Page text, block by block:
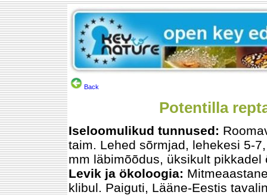
Back
Potentilla
Iseloomulikud tunnused:
taim. Lehed sõrmjad, lehekesi 5-
mm läbimõõdus, üksikult
Levik ja ökoloogia:
klibul. Paiguti, Lääne-Eestis